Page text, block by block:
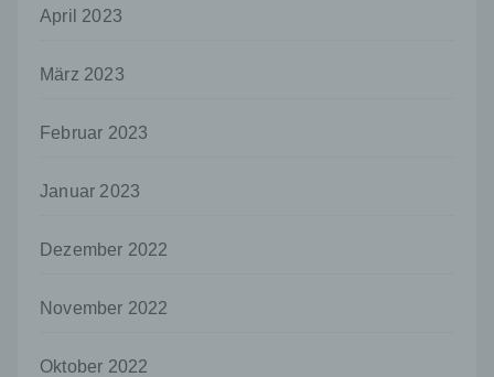
April 2023
März 2023
Februar 2023
Januar 2023
Dezember 2022
November 2022
Oktober 2022
so kann der Verantwortliche
Kriterien seiner Benennung nach dem
Auftragsverarbeiter ist eine natürliche oder
juristische Person, Behörde, Einrichtung
Daten im Auftrag des Verantwortlichen
i) Empfänger
Person, Behörde, Einrichtung oder andere